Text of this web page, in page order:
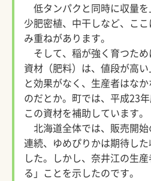
低タンパクと同時に収量を
少肥密植、中干しなど、こ
み重ねがあります。
そして、稲が強く育つた
資材（肥料）は、値段が高
と効果がなく、生産者はな
のだとか。町では、平成23
この資材を補助しています。
北海道全体では、販売開
連続、ゆめぴりかは期待し
した。しかし、奈井江の生
る」ことを示したのです。